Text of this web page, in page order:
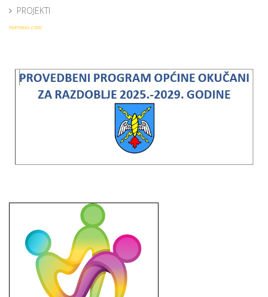
PROJEKTI
norrnext.com